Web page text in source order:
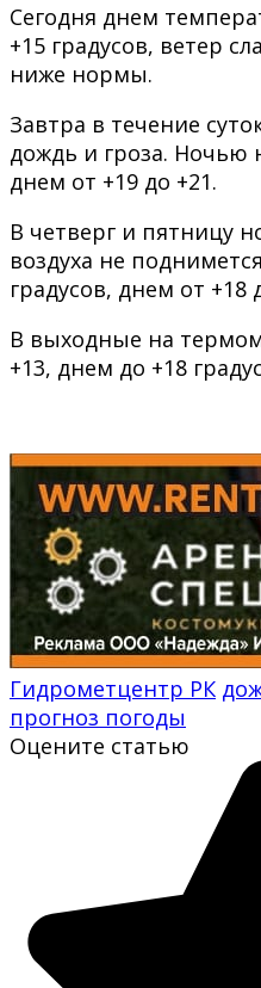
Сегодня днем
+15 градусов, ветер
ниже нормы.
Завтра в течение
дождь и гроза. Ночью
днем от +19 до +21.
В четверг и пятницу
воздуха не
градусов, днем от +18
В выходные на
+13, днем до +18
Гидрометцентр РК
прогноз погоды
Оцените статью